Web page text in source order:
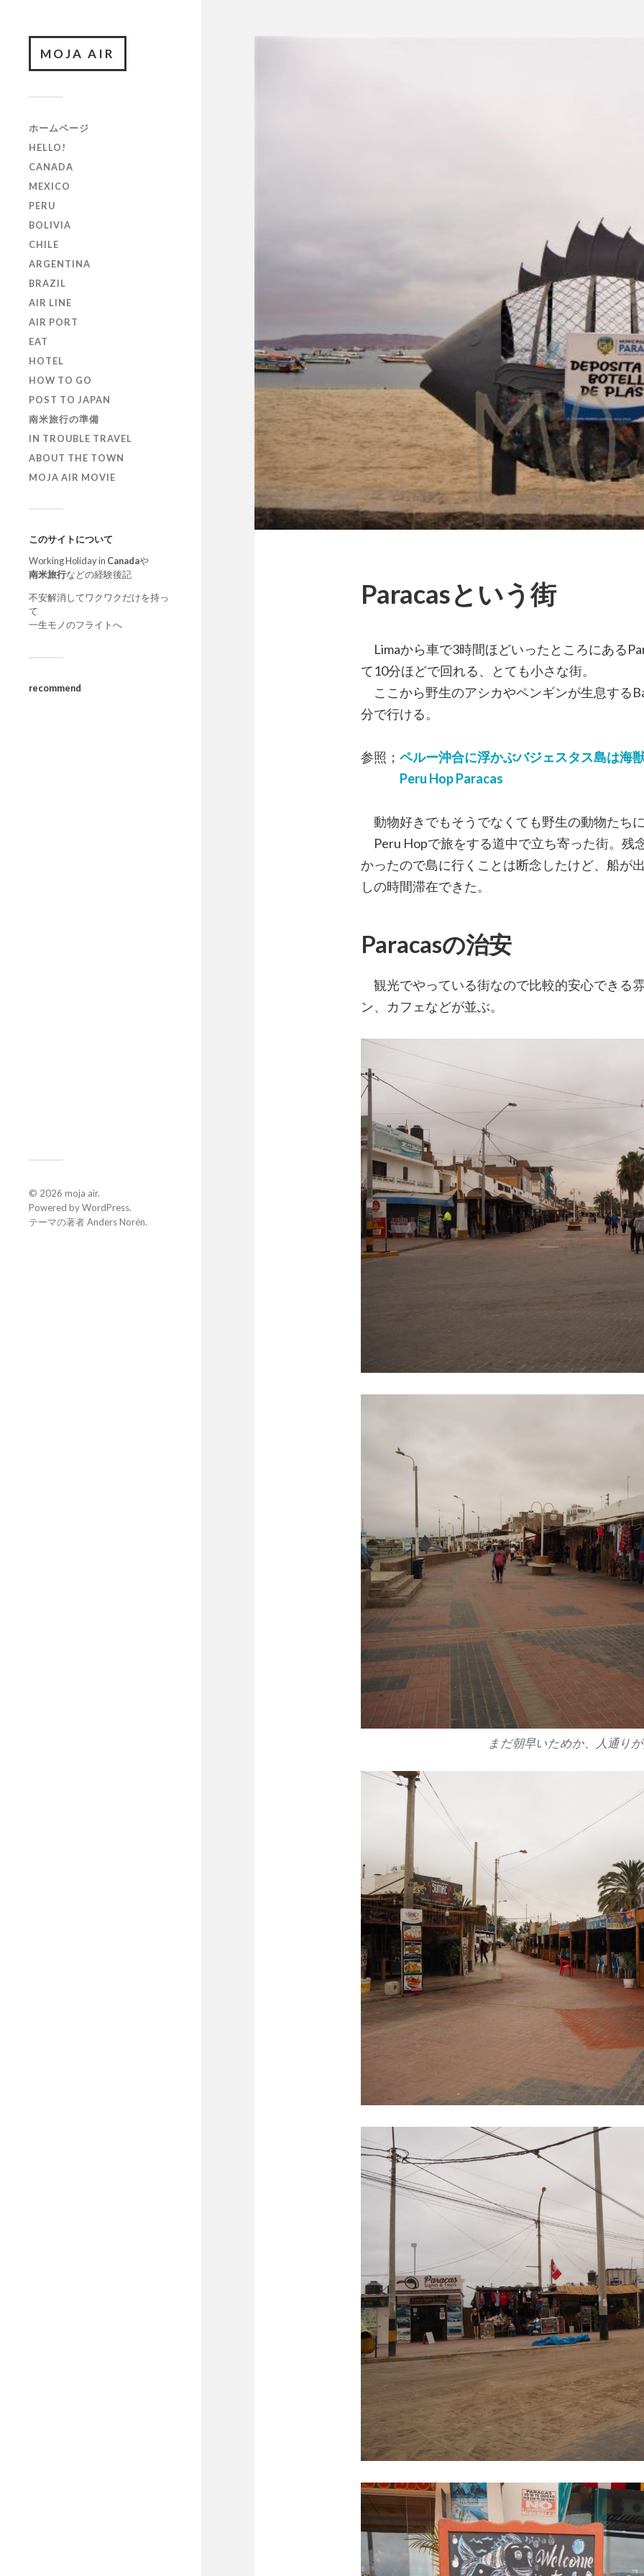
MOJA AIR
ホームページ
HELLO!
CANADA
MEXICO
PERU
BOLIVIA
CHILE
ARGENTINA
BRAZIL
AIR LINE
AIR PORT
EAT
HOTEL
HOW TO GO
POST TO JAPAN
南米旅行の準備
IN TROUBLE TRAVEL
ABOUT THE TOWN
MOJA AIR MOVIE
このサイトについて
Working Holiday in Canadaや
南米旅行などの経験後記
不安解消してワクワクだけを持っ
て
一生モノのフライトへ
recommend
© 2026 moja air.
Powered byWordPress.
テーマの著者Anders Norén.
Paracasという街
Limaから車で3時間ほどいったところにある
て10分ほどで回れる、とても小さな街。
ここから野生のアシカやペンギンが生息する
分で行ける。
参照； ペルー沖合に浮かぶバジェスタス島は海
Peru Hop Paracas
動物好きでもそうでなくても野生の動物たち
Peru Hopで旅をする道中で立ち寄った街。残
かったので島に行くことは断念したけど、船が
しの時間滞在できた。
Paracasの治安
観光でやっている街なので比較的安心できる
ン、カフェなどが並ぶ。
まだ朝早いためか、人通り